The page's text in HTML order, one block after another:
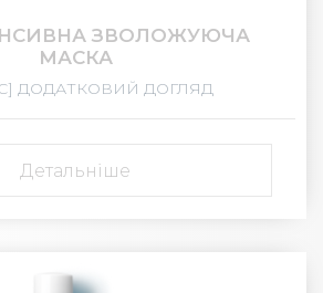
ЗВОЛОЖУЮЧА
МАСКА
ДОДАТКОВИЙ ДОГЛЯД
Детальніше